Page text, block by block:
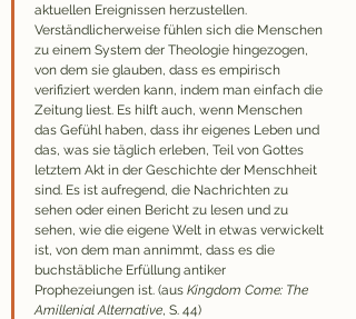
aktuellen Ereignissen herzustellen.
Verständlicherweise fühlen sich die Menschen
zu einem System der Theologie hingezogen,
von dem sie glauben, dass es empirisch
verifiziert werden kann, indem man einfach die
Zeitung liest. Es hilft auch, wenn Menschen
das Gefühl haben, dass ihr eigenes Leben und
das, was sie täglich erleben, Teil von Gottes
letztem Akt in der Geschichte der Menschheit
sind. Es ist aufregend, die Nachrichten zu
sehen oder einen Bericht zu lesen und zu
sehen, wie die eigene Welt in etwas verwickelt
ist, von dem man annimmt, dass es die
buchstäbliche Erfüllung antiker
Prophezeiungen ist. (aus Kingdom Come: The
Amillenial Alternative, S. 44)